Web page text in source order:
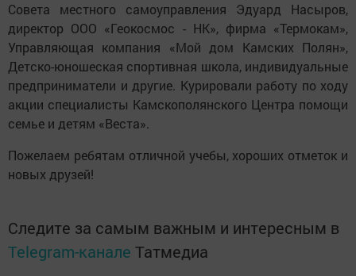
Совета местного самоуправления Эдуард Насыров,
директор ООО «Геокосмос - НК», фирма «Термокам»,
Управляющая компания «Мой дом Камских Полян»,
Детско-юношеская спортивная школа, индивидуальные
предприниматели и другие. Курировали работу по ходу
акции специалисты Камскополянского Центра помощи
семье и детям «Веста».
Пожелаем ребятам отличной учебы, хороших отметок и
новых друзей!
Следите за самым важным и интересным в
Telegram-канале Татмедиа